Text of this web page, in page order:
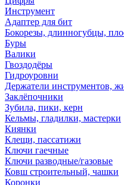
Инструмент
Адаптер для бит
Бокорезы, длинногубцы,
Буры
Валики
Гвоздодёры
Гидроуровни
Держатели инструментов,
Заклёпочники
Зубила, пики, керн
Кельмы, гладилки, мастерки
Киянки
Клещи, пассатижи
Ключи гаечные
Ключи разводные/газовые
Ковш строительный, чашки
Коронки